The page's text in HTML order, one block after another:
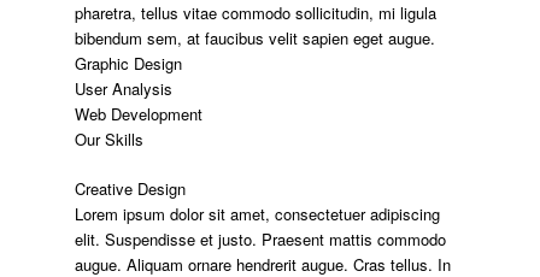
pharetra, tellus vitae commodo sollicitudin, mi ligula
bibendum sem, at faucibus velit sapien eget augue.
Graphic Design
User Analysis
Web Development
Our Skills
Creative Design
Lorem ipsum dolor sit amet, consectetuer adipiscing
elit. Suspendisse et justo. Praesent mattis commodo
augue. Aliquam ornare hendrerit augue. Cras tellus. In